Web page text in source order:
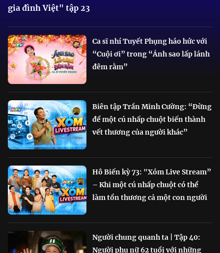
gia đình Việt" tập 23
Ca sĩ nhí Tuyết Phụng háo hức với
“Cuội ơi” trong “Ánh sao lấp lánh
đêm rằm”
Biên tập Trần Minh Cường: “Đừng
để một cú nhấp chuột biến thành
vết thương của người khác”
Hô Biến kỳ 73: "Xóm Live Stream”
– Khi một cú nhấp chuột có thể
làm tổn thương cả một con người
Người chung quanh ta | Tập 40:
Người phụ nữ 62 tuổi với những